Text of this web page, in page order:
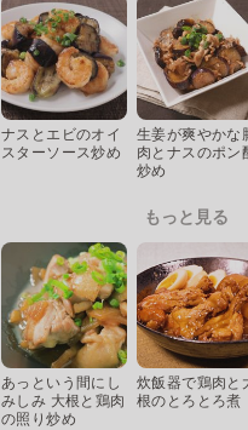
ナスとエビのオイ
スターソース炒め
生姜が爽やかな
肉とナスのポン
炒め
もっと見る
あっという間にし
みしみ 大根と鶏肉
の照り炒め
炊飯器で鶏肉と
根のとろとろ煮